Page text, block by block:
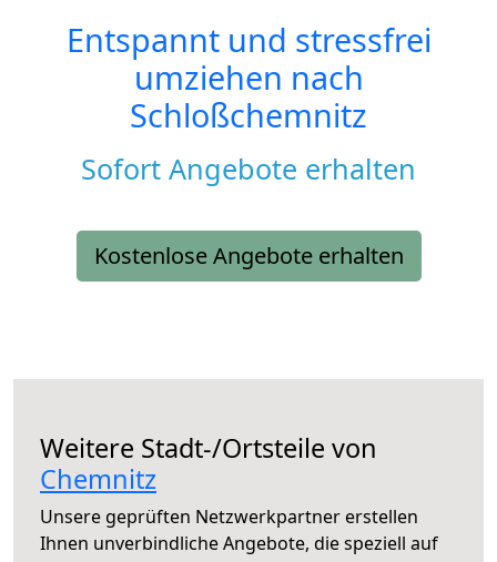
Entspannt und stressfrei
umziehen nach
Schloßchemnitz
Sofort Angebote erhalten
Kostenlose Angebote erhalten
Weitere Stadt-/Ortsteile von
Chemnitz
Unsere geprüften Netzwerkpartner erstellen
Ihnen unverbindliche Angebote, die speziell auf